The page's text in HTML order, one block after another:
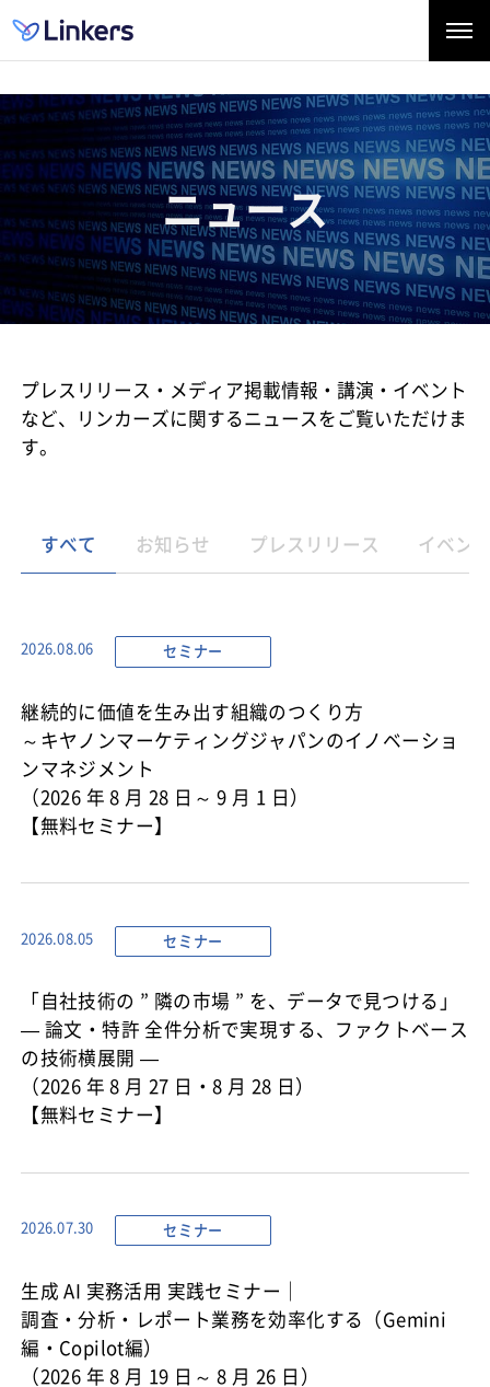
ニュース
プレスリリース・メディア掲載情報・講演・イベント
など、
リンカーズに関するニュースをご覧いただけま
す。
すべて お知らせ プレスリリース イベン
2026.08.06 セミナー
継続的に価値を生み出す組織のつくり方
～キヤノンマーケティングジャパンのイノベーショ
ンマネジメント
（2026 年 8 月 28 日～ 9 月 1 日）
【無料セミナー】
2026.08.05 セミナー
「自社技術の ” 隣の市場 ” を、データで見つける」
— 論文・特許 全件分析で実現する、ファクトベース
の技術横展開 —
（2026 年 8 月 27 日・8 月 28 日）
【無料セミナー】
2026.07.30 セミナー
生成 AI 実務活用 実践セミナー｜
調査・分析・レポート業務を効率化する（Gemini
編・Copilot編）
（2026 年 8 月 19 日～ 8 月 26 日）